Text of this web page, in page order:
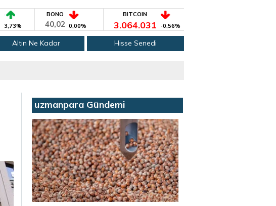
3,73%
BONO
40,02 0,00%
BITCOIN
3.064.031 -0,56%
Altın Ne Kadar Hisse Senedi
uzmanpara Gündemi